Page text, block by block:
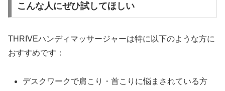
こんな人にぜひ試してほしい
THRIVEハンディマッサージャーは特に以下のような方に
おすすめです：
デスクワークで肩こり・首こりに悩まされている方